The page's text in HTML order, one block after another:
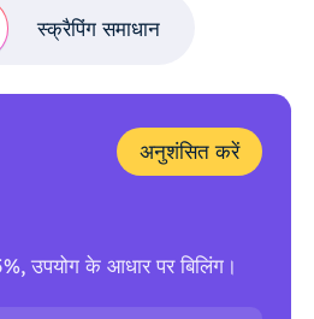
स्क्रैपिंग समाधान
अनुशंसित करें
उपयोग के आधार पर बिलिंग।